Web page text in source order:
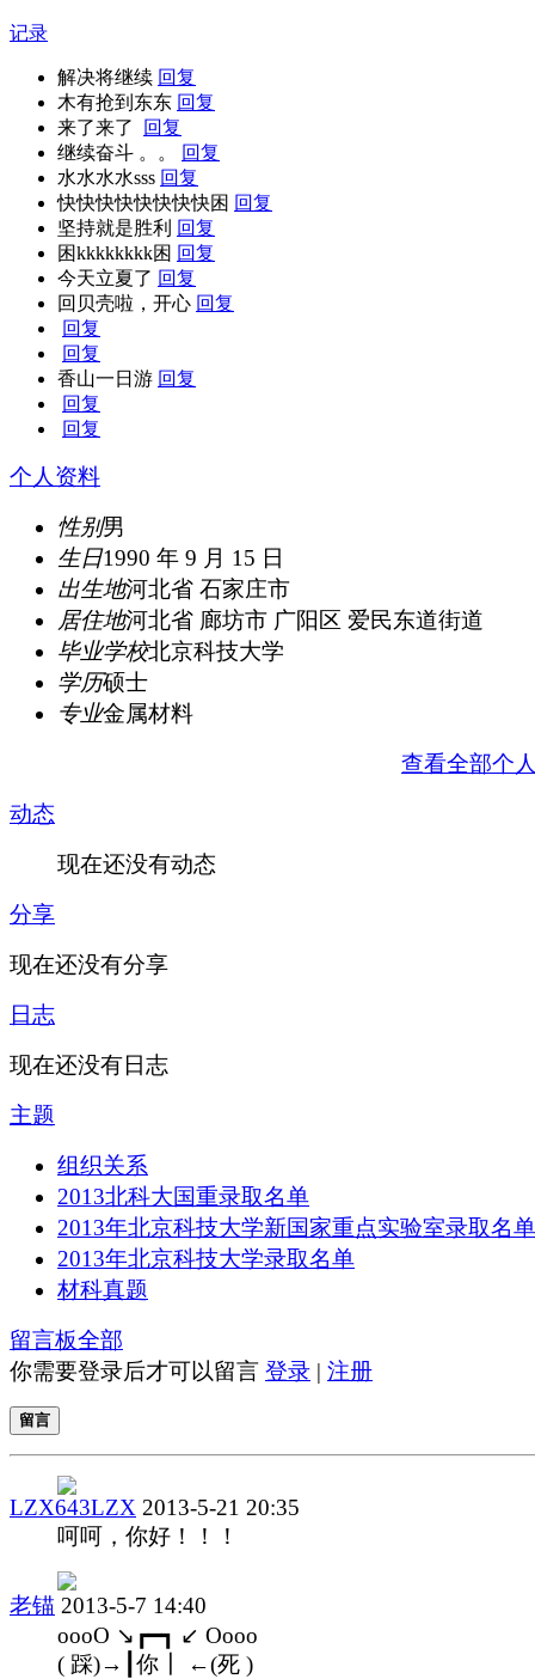
记录
解决将继续 回复
木有抢到东东 回复
来了来了
回复
继续奋斗 。。
回复
水水水水sss 回复
快快快快快快快快困 回复
坚持就是胜利 回复
困kkkkkkkk困 回复
今天立夏了 回复
回贝壳啦，开心 回复
回复
回复
香山一日游 回复
回复
回复
个人资料
性别男
生日1990 年 9 月 15 日
出生地河北省 石家庄市
居住地河北省 廊坊市 广阳区 爱民东道街道
毕业学校北京科技大学
学历硕士
专业金属材料
查看全部个
动态
现在还没有动态
分享
现在还没有分享
日志
现在还没有日志
主题
组织关系
2013北科大国重录取名单
2013年北京科技大学新国家重点实验室录取名单
2013年北京科技大学录取名单
材科真题
留言板全部
你需要登录后才可以留言 登录 | 注册
留言
LZX643LZX 2013-5-21 20:35
呵呵，你好！！！
老锚 2013-5-7 14:40
oooO ↘┏━┓ ↙ Oooo
( 踩)→┃你┃ ←(死 )